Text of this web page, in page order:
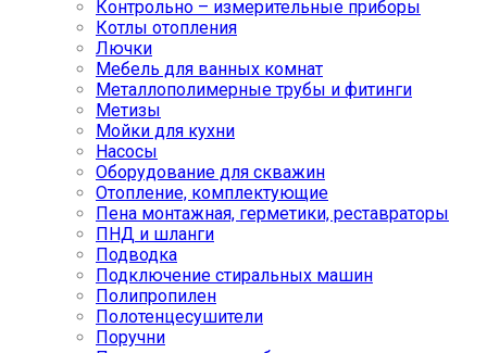
Контрольно – измерительные приборы
Котлы отопления
Лючки
Мебель для ванных комнат
Металлополимерные трубы и фитинги
Метизы
Мойки для кухни
Насосы
Оборудование для скважин
Отопление, комплектующие
Пена монтажная, герметики, реставраторы
ПНД и шланги
Подводка
Подключение стиральных машин
Полипропилен
Полотенцесушители
Поручни